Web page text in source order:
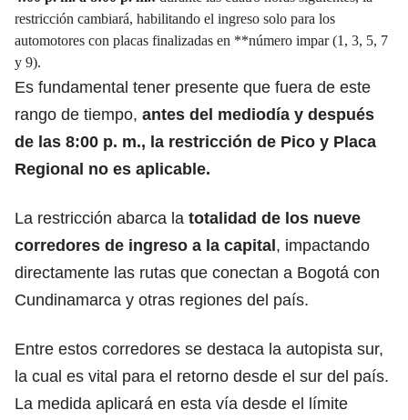
restricción cambiará, habilitando el ingreso solo para los
automotores con placas finalizadas en **número impar (1, 3, 5, 7
y 9).
Es fundamental tener presente que fuera de este
rango de tiempo, antes del mediodía y después
de las 8:00 p. m., la restricción de Pico y Placa
Regional no es aplicable.
La restricción abarca la totalidad de los nueve
corredores de ingreso a la capital, impactando
directamente las rutas que conectan a Bogotá con
Cundinamarca y otras regiones del país.
Entre estos corredores se destaca la autopista sur,
la cual es vital para el retorno desde el sur del país.
La medida aplicará en esta vía desde el límite